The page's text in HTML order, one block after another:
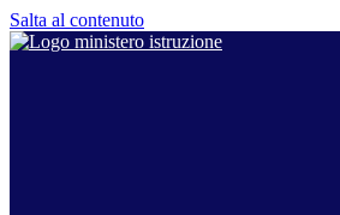
Salta al contenuto